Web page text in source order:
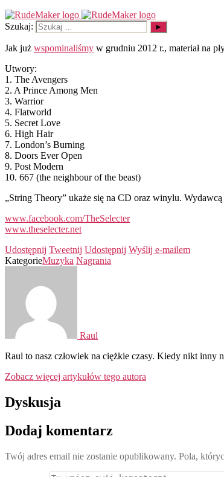
Szukaj:
Jak już wspominaliśmy w grudniu 2012 r., materiał na
Utwory:
1. The Avengers
2. A Prince Among Men
3. Warrior
4. Flatworld
5. Secret Love
6. High Hair
7. London’s Burning
8. Doors Ever Open
9. Post Modern
10. 667 (the neighbour of the beast)
„String Theory” ukaże się na CD oraz winylu.
www.facebook.com/TheSelecter
www.theselecter.net
Udostępnij Tweetnij Udostępnij Wyślij e-mailem
KategorieMuzyka Nagrania
Raul
Raul to nasz człowiek na ciężkie czasy. Kiedy nikt inny
Zobacz więcej artykułów tego autora
Dyskusja
Dodaj komentarz
Twój adres email nie zostanie opublikowany. Pola,